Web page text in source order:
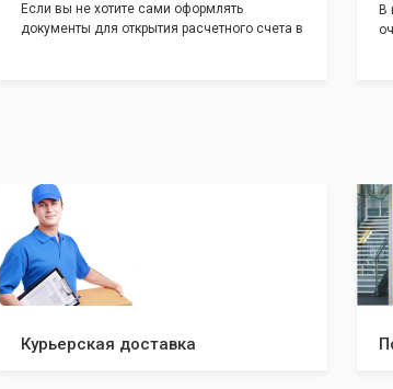
Если вы не хотите сами оформлять
документы для открытия расчетного счета в
В
Курьерская доставка